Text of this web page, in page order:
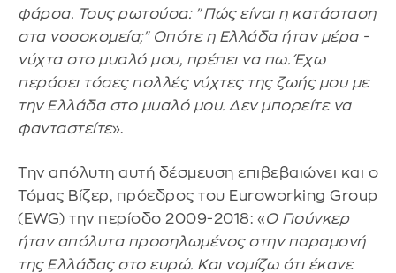
φάρσα. Τους ρωτούσα: "Πώς είναι η κατάσταση
στα νοσοκομεία;" Οπότε η Ελλάδα ήταν μέρα -
νύχτα στο μυαλό μου, πρέπει να πω. Έχω
περάσει τόσες πολλές νύχτες της ζωής μου με
την Ελλάδα στο μυαλό μου. Δεν μπορείτε να
φανταστείτε».
Την απόλυτη αυτή δέσμευση επιβεβαιώνει και ο
Τόμας Βίζερ, πρόεδρος του Euroworking Group
(EWG) την περίοδο 2009-2018: «Ο Γιούνκερ
ήταν απόλυτα προσηλωμένος στην παραμονή
της Ελλάδας στο ευρώ. Και νομίζω ότι έκανε